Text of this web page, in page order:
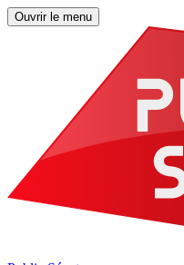
Ouvrir le menu